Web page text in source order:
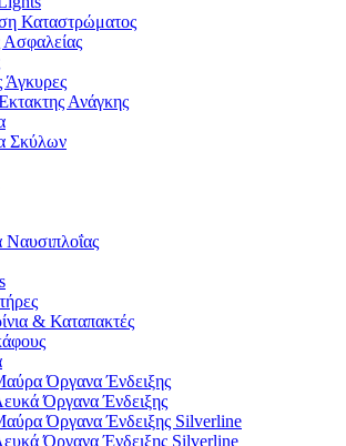
Καταστρώματος
Ασφαλείας
Άγκυρες
Ανάγκης
Σκύλων
& Καταπακτές
Όργανα Ένδειξης
Όργανα Ένδειξης
Όργανα Ένδειξης Silverline
Όργανα Ένδειξης Silverline